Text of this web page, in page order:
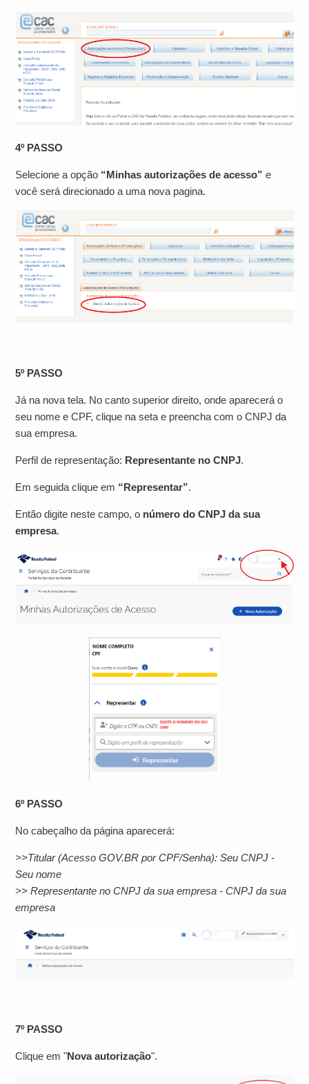
4º PASSO
Selecione a opção “Minhas autorizações de acesso”e
você será direcionado a uma nova pagina.
5º PASSO
Já na nova tela. No canto superior direito, onde aparecerá o
seu nome e CPF, clique na seta e preencha com o CNPJ da
sua empresa.
Perfil de representação: Representante no CNPJ.
Em seguida clique em “Representar”.
Então digite neste campo, o número do CNPJ da sua
empresa.
6º PASSO
No cabeçalho da página aparecerá:
>>Titular (Acesso GOV.BR por CPF/Senha): Seu CNPJ -
Seu nome
>> Representante no CNPJ da sua empresa - CNPJ da sua
empresa
7º PASSO
Clique em "Nova autorização".